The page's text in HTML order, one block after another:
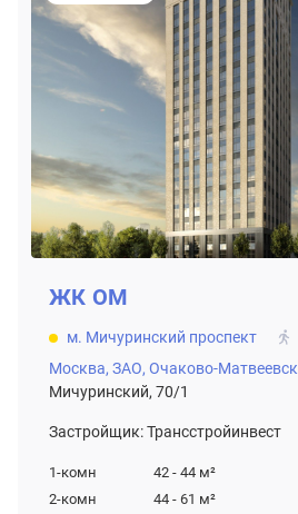
ЖК ОМ
м. Мичуринский проспект
Москва, ЗАО, Очаково-
Мичуринский, 70/1
Застройщик: Трансстройинвест
1-комн 42 - 44 м²
2-комн
44 - 61 м²